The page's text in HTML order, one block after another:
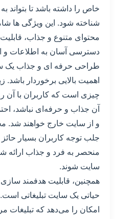
خاص را داشته باشد تا بتواند
شناخته شود. این ویژگی ها
محتوای متنوع و جذاب،
دسترسی آسان به اطلاعات و
طراحی حرفه ای و جذاب یک
اهمیت بالایی برخوردار
چیزی است که کاربران با آن
آن جذاب و حرفه‌ای نباشد،
و از سایت خارج خواهند شد.
جلب توجه کاربران بسیار
منحصر به فرد و جذاب ارائه
سایت شوند.
همچنین، قابلیت هدفمند
حیاتی یک سایت تبلیغاتی است.
امکان را می‌دهد که تبلیغات